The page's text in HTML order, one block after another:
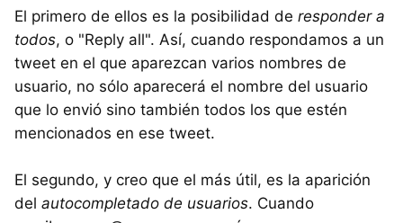
El primero de ellos es la posibilidad de responder a
todos, o "Reply all". Así, cuando respondamos a un
tweet en el que aparezcan varios nombres de
usuario, no sólo aparecerá el nombre del usuario
que lo envió sino también todos los que estén
mencionados en ese tweet.
El segundo, y creo que el más útil, es la aparición
del autocompletado de usuarios. Cuando